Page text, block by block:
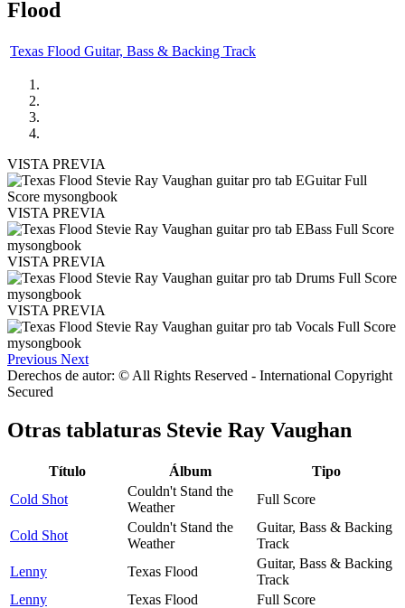
Flood
Texas Flood Guitar, Bass & Backing Track
VISTA PREVIA
VISTA PREVIA
VISTA PREVIA
VISTA PREVIA
Previous Next
Derechos de autor: © All Rights Reserved - International Copyright
Secured
Otras tablaturas Stevie Ray Vaughan
Título Álbum
Tipo
Cold Shot
Couldn't Stand the
Weather
Full Score
Cold Shot
Couldn't Stand the
Weather
Guitar, Bass & Backing
Track
Lenny
Texas Flood
Guitar, Bass & Backing
Track
Lenny
Texas Flood
Full Score